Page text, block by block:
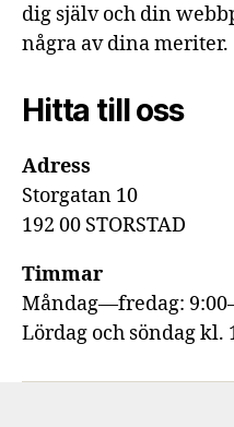
dig själv och din
några av dina meriter.
Hitta till oss
Adress
Storgatan 10
192 00 STORSTAD
Timmar
Måndag—fredag:
Lördag och söndag kl.